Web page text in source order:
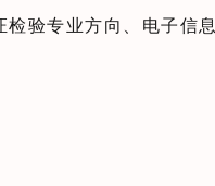
验专业方向、电子信息